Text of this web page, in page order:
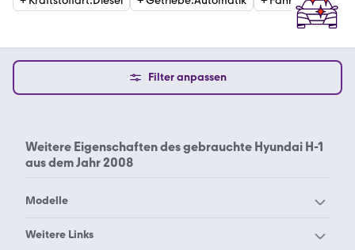
Filter anpassen
Weitere Eigenschaften desgebrauchte Hyundai H-1
aus dem Jahr 2008
Modelle
Hyundai Accent
Weitere Links